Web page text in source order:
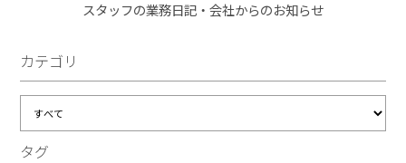
スタッフの業務日記・会社からのお知らせ
カテゴリ
タグ